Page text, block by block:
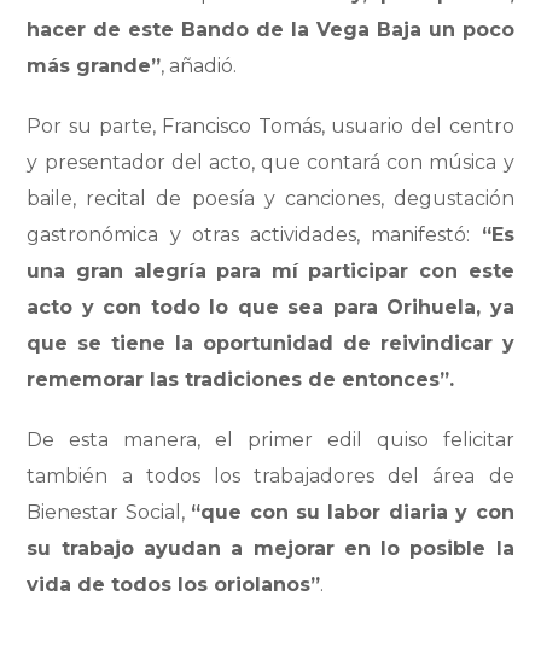
hacer de este Bando de la Vega Baja un poco
más grande”, añadió.
Por su parte, Francisco Tomás, usuario del centro
y presentador del acto, que contará con música y
baile, recital de poesía y canciones, degustación
gastronómica y otras actividades, manifestó: “Es
una gran alegría para mí participar con este
acto y con todo lo que sea para Orihuela, ya
que se tiene la oportunidad de reivindicar y
rememorar lastradiciones de entonces”.
De esta manera, el primer edil quiso felicitar
también a todos los trabajadores del área de
Bienestar Social, “que con su labor diaria y con
su trabajo ayudan a mejorar en lo posible la
vida de todos los oriolanos”.